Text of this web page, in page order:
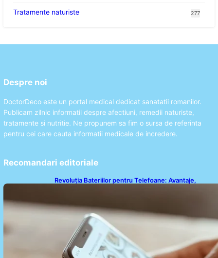
Tratamente naturiste 277
Despre noi
DoctorDeco este un portal medical dedicat sanatatii romanilor.
Publicam zilnic informatii despre afectiuni, remedii naturiste,
tratamente si nutritie. Ne propunem sa fim o sursa de referinta
pentru cei care cauta informatii medicale de incredere.
Recomandari editoriale
Revoluția Bateriilor pentru Telefoane: Avantaje,